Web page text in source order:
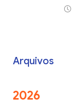
Arquivos
2026